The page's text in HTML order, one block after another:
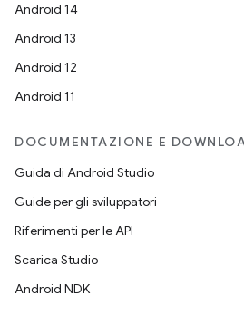
Android 14
Android 13
Android 12
Android 11
DOCUMENTAZIONE E
Guida di Android Studio
Guide per gli sviluppatori
Riferimenti per le API
Scarica Studio
Android NDK